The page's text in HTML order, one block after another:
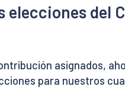
elecciones del
asignados,
para nuestros